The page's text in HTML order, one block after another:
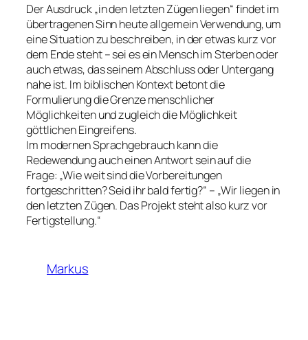
Der Ausdruck „in den letzten Zügen liegen“ findet im
übertragenen Sinn heute allgemein Verwendung, um
eine Situation zu beschreiben, in der etwas kurz vor
dem Ende steht – sei es ein Mensch im Sterben oder
auch etwas, das seinem Abschluss oder Untergang
nahe ist. Im biblischen Kontext betont die
Formulierung die Grenze menschlicher
Möglichkeiten und zugleich die Möglichkeit
göttlichen Eingreifens.
Im modernen Sprachgebrauch kann die
Redewendung auch einen Antwort sein auf die
Frage: „Wie weit sind die Vorbereitungen
fortgeschritten? Seid ihr bald fertig?“ – „Wir liegen in
den letzten Zügen. Das Projekt steht also kurz vor
Fertigstellung.“
Markus